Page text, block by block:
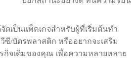
จัดเป็นแพ็คเกจสำหรับผู้ที่เริ่มต้นทำ
ซี/บัตรพลาสติก หรืออยากจะเสริม
กิจเดิมของคุณ เพื่อความหลายหลาย